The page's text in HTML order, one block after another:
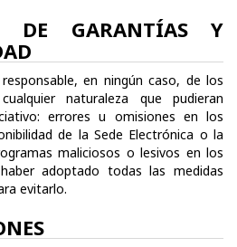
DE GARANTÍAS Y
en ningún caso, de los
naturaleza que pudieran
errores u omisiones en los
de la Sede Electrónica o la
maliciosos o lesivos en los
adoptado todas las medidas
evitarlo.